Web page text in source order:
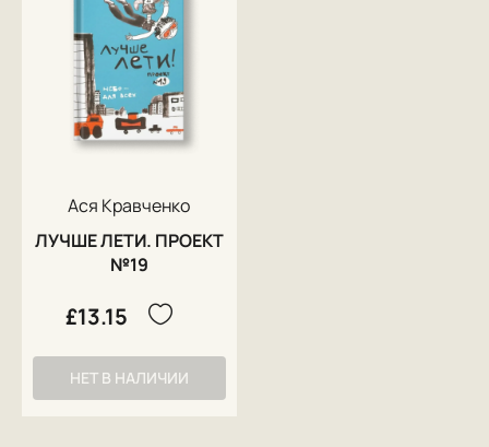
Ася Кравченко
ЛУЧШЕ ЛЕТИ. ПРОЕКТ
№19
£13.15
НЕТ В НАЛИЧИИ